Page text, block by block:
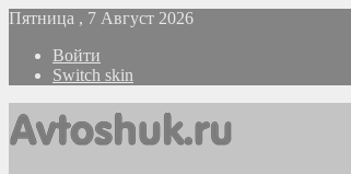
Пятница , 7 Август 2026
Войти
Switch skin